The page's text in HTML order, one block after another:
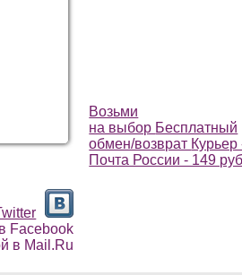
Возьми
на выбор Бесплатный
обмен/возврат Курьер
Почта России - 149